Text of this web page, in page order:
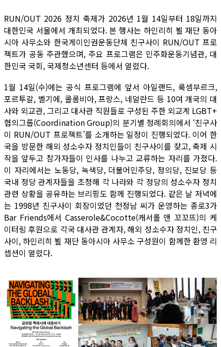
RUN/OUT 2026 정치 축제가 2026년 1월 14일부터 18일까지
대한민국 서울에서 개최되었다. 본 행사는 하인리히 뵐 재단 동아
시아 사무소와 한국게이인권운동단체 친구사이 RUN/OUT 프로
젝트가 공동 주관했으며, 주요 프로그램은 민주화운동기념관, 대
한민국 국회, 국제청소년센터 등에서 열렸다.
1월 14일(수)에는 공식 프로그램에 앞서 아일랜드, 룩셈부르크,
포르투갈, 벨기에, 콜롬비아, 프랑스, 네덜란드 등 10여 개국의 대
사와 외교관, 그리고 대사관 직원들로 구성된 주한 외교계 LGBT+
협의그룹(Coordination Group)의 분기별 정례회의에서 ‘친구사
이 RUN/OUT 프로젝트’를 소개하는 일정이 진행되었다. 이어 한
국을 방문한 해외 성소수자 정치인들이 친구사이를 찾고, 축제 시
작을 앞두고 참가자들이 인사를 나누고 교류하는 자리를 가졌다.
이 자리에서는 노동당, 녹색당, 더불어민주당, 정의당, 진보당 등
국내 정당 관계자들을 초청해 각 나라와 각 정당의 성소수자 정치
관련 상황을 공유하는 브리핑도 함께 진행되었다. 같은 날 저녁에
는 1998년 친구사이 회장이었던 천정남 씨가 운영하는 종로3가
Bar Friends에서 Casserole&Cocotte(캐서롤 앤 꼬꼬뜨)의 케
이터링 후원으로 각국 대사관 관계자, 해외 성소수자 정치인, 친구
사이, 하인리히 뵐 재단 동아시아 사무소 구성원이 함께한 환영 리
셉션이 열렸다.